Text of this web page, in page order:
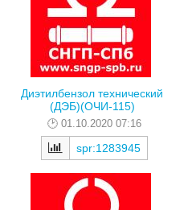
Диэтилбензол технический
(ДЭБ)(ОЧИ-115)
01.10.2020 07:16
spr:1283945